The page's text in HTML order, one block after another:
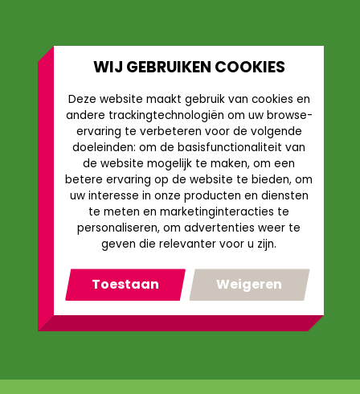
WIJ GEBRUIKEN COOKIES
Deze website maakt gebruik van cookies en
andere trackingtechnologiën om uw browse-
ervaring te verbeteren voor de volgende
doeleinden:om de basisfunctionaliteit van
de website mogelijk te maken,om een
betere ervaring op de website te bieden,om
uw interesse in onze producten en diensten
te meten en marketinginteracties te
personaliseren,om advertenties weer te
geven die relevanter voor u zijn.